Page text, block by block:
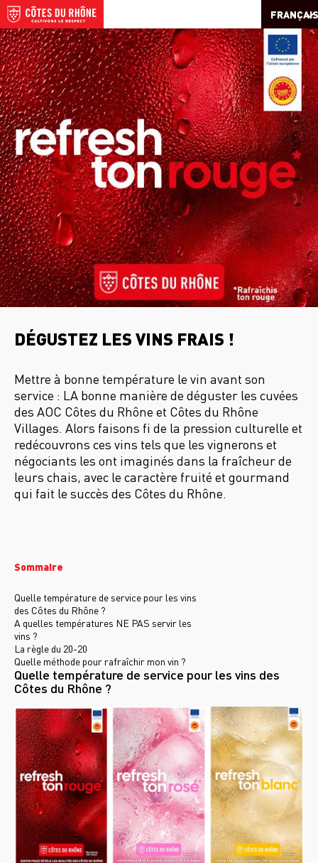
FRANÇAIS
DÉGUSTEZ LES VINS FRAIS !
Mettre à bonne température le vin avant son
service : LA bonne manière de déguster les cuvées
des AOC Côtes du Rhône et Côtes du Rhône
Villages. Alors faisons fi de la pression culturelle et
redécouvrons ces vins tels que les vignerons et
négociants les ont imaginés dans la fraîcheur de
leurs chais, avec le caractère fruité et gourmand
qui fait le succès des Côtes du Rhône.
Sommaire
Quelle température de service pour les vins
des Côtes du Rhône ?
A quelles températures NE PAS servir les
vins ?
La règle du 20-20
Quelle méthode pour rafraîchir mon vin ?
Quelle température de service pour les vins des
Côtes du Rhône ?